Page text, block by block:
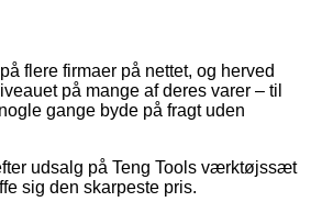
flere firmaer på nettet, og herved
på mange af deres varer – til
gange byde på fragt uden
udsalg på Teng Tools værktøjssæt
sig den skarpeste pris.